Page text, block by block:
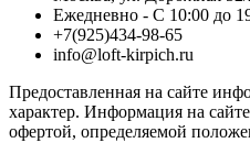
Ежедневно - С 10:00 до
+7(925)434-98-65
info@loft-kirpich.ru
Предоставленная на сайте
характер. Информация на
офертой, определяемой